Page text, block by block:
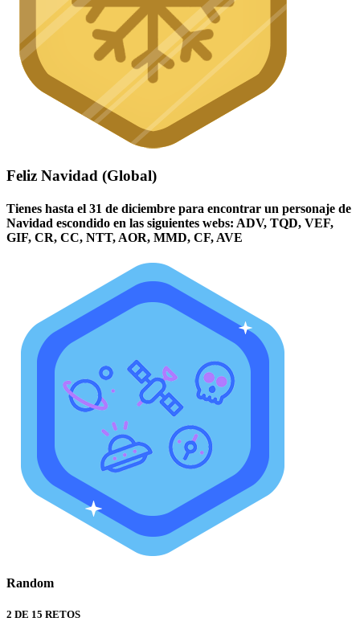
Feliz Navidad (Global)
Tienes hasta el 31 de diciembre para encontrar un personaje de
Navidad escondido en las siguientes webs: ADV, TQD, VEF,
GIF, CR, CC, NTT, AOR, MMD, CF, AVE
Random
2 DE 15 RETOS